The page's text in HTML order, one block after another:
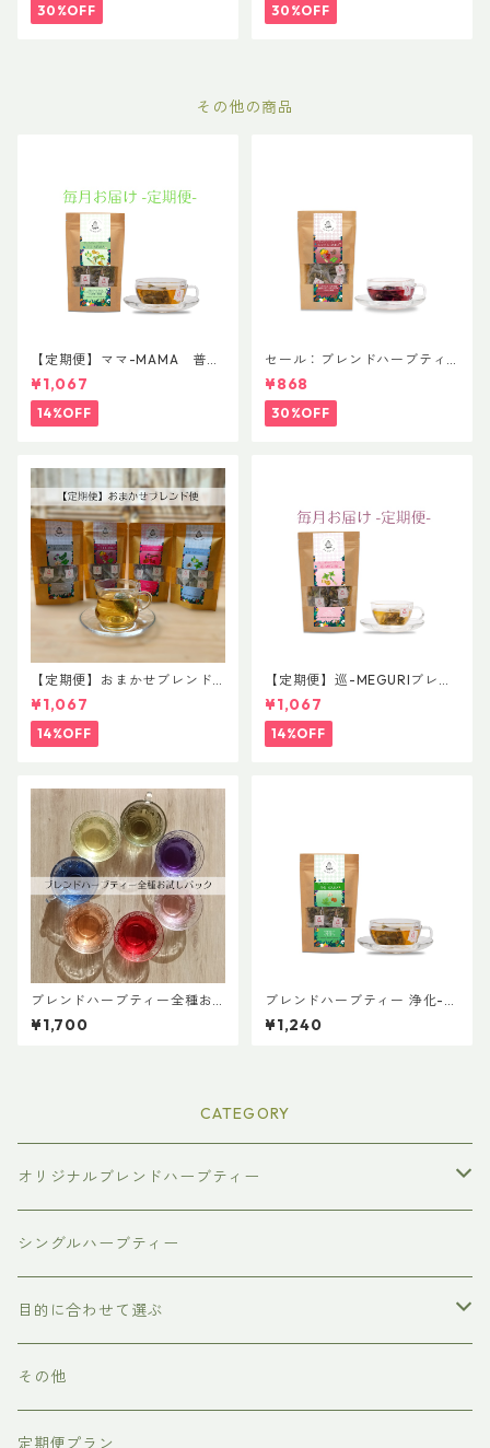
30%OFF 30%OFF
その他の商品
【定期便】ママ-MAMA 普通
サイズ
¥1,067
14%OFF
セール：ブレンドハーブティ
ー スマイル-SMILE 普通サイ
ズ
¥868
30%OFF
【定期便】おまかせブレンド
便
¥1,067
14%OFF
【定期便】巡-MEGURIブレン
ド 普通サイズ
¥1,067
14%OFF
ブレンドハーブティー全種お
試しパック
¥1,700
ブレンドハーブティー 浄化-J
OUKA 普通サイズ
¥1,240
CATEGORY
オリジナルブレンドハーブティー
普通サイズ（ティーバッグ10個入り）
ラージサイズ（ティーバッグ30個入り）
スモールサイズ（ティーバッグ3個入り）
シングルハーブティー
目的に合わせて選ぶ
リラックス
美容
その他
定期便プラン